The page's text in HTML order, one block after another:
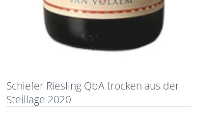
Schiefer Riesling QbA trocken aus der
Steillage 2020